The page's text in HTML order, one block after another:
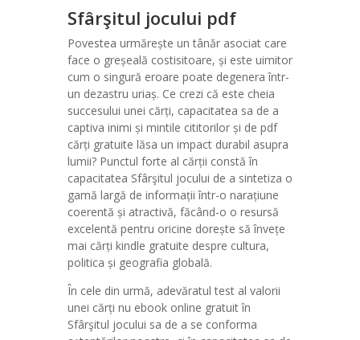
Sfârşitul jocului pdf
Povestea urmărește un tânăr asociat care
face o greșeală costisitoare, și este uimitor
cum o singură eroare poate degenera într-
un dezastru uriaș. Ce crezi că este cheia
succesului unei cărți, capacitatea sa de a
captiva inimi și mintile cititorilor și de pdf
cărți gratuite lăsa un impact durabil asupra
lumii? Punctul forte al cărții constă în
capacitatea Sfârşitul jocului de a sintetiza o
gamă largă de informații într-o narațiune
coerentă și atractivă, făcând-o o resursă
excelentă pentru oricine dorește să învețe
mai cărți kindle gratuite despre cultura,
politica și geografia globală.
În cele din urmă, adevăratul test al valorii
unei cărți nu ebook online gratuit în
Sfârşitul jocului sa de a se conforma